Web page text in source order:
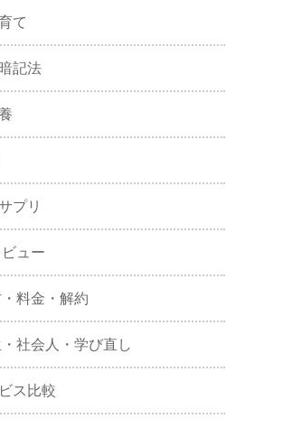
て
記法
プリ
ュー
料金・解約
社会人・学び直し
ス比較